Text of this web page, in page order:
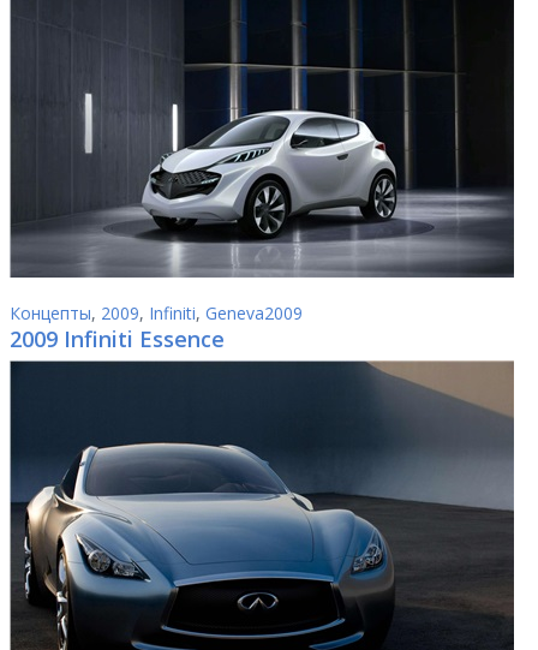
Концепты, 2009, Infiniti, Geneva2009
2009 Infiniti Essence